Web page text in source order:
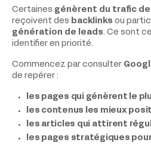
Certaines génèrent du trafic
reçoivent des backlinks ou
génération de leads. Ce sont
identifier en priorité.
Commencez par consulter
de repérer :
les pages qui génèrent le
les contenus les mieux
les articles qui attirent
les pages stratégiques